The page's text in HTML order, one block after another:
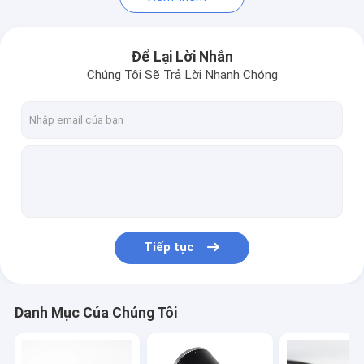
Để Lại Lời Nhắn
Chúng Tôi Sẽ Trả Lời Nhanh Chóng
Tiếp tục
Danh Mục Của Chúng Tôi